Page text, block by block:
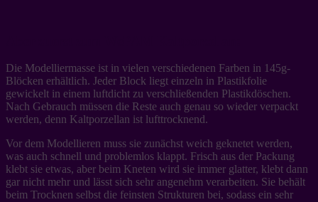
Die Modelliermasse ist in vielen verschiedenen Farben in 145g-
Blöcken erhältlich. Jeder Block liegt einzeln in Plastikfolie
gewickelt in einem luftdicht zu verschließenden Plastikdöschen.
Nach Gebrauch müssen die Reste auch genau so wieder verpackt
werden, denn Kaltporzellan ist lufttrocknend.
Vor dem Modellieren muss sie zunächst weich geknetet werden,
was auch schnell und problemlos klappt. Frisch aus der Packung
klebt sie etwas, aber beim Kneten wird sie immer glatter, klebt dann
gar nicht mehr und lässt sich sehr angenehm verarbeiten. Sie behält
beim Trocknen selbst die feinsten Strukturen bei, sodass ein sehr